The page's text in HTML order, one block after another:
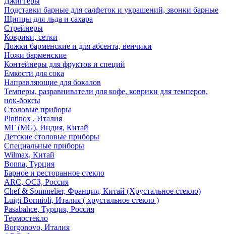
Подставки барные для салфеток и украшений, звонки барные
Щипцы для льда и сахара
Стрейнеры
Коврики, сетки
Ложки барменские и для абсента, венчики
Ножи барменские
Контейнеры для фруктов и специй
Емкости для сока
Направляющие для бокалов
Темперы, разравниватели для кофе, коврики для темперов,
нок-боксы
Столовые приборы
Pintinox , Италия
МГ (MG), Индия, Китай
Детские столовые приборы
Специальные приборы
Wilmax, Китай
Bonna, Турция
Барное и ресторанное стекло
ARC, ОСЗ, Россия
Chef & Sommelier, Франция, Китай (Хрустальное стекло)
Luigi Bormioli, Италия ( хрустальное стекло )
Pasabahce, Турция, Россия
Термостекло
Borgonovo, Италия